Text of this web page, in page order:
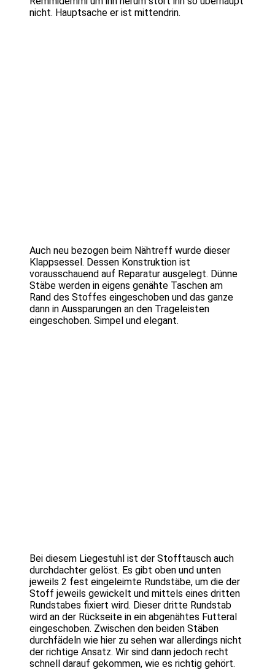
nicht. Hauptsache er ist mittendrin.
Auch neu bezogen beim Nähtreff wurde dieser
Klappsessel. Dessen Konstruktion ist
vorausschauend auf Reparatur ausgelegt. Dünne
Stäbe werden in eigens genähte Taschen am
Rand des Stoffes eingeschoben und das ganze
dann in Aussparungen an den Trageleisten
eingeschoben. Simpel und elegant.
Bei diesem Liegestuhl ist der Stofftausch auch
durchdachter gelöst. Es gibt oben und unten
jeweils 2 fest eingeleimte Rundstäbe, um die der
Stoff jeweils gewickelt und mittels eines dritten
Rundstabes fixiert wird. Dieser dritte Rundstab
wird an der Rückseite in ein abgenähtes Futteral
eingeschoben. Zwischen den beiden Stäben
durchfädeln wie hier zu sehen war allerdings nicht
der richtige Ansatz. Wir sind dann jedoch recht
schnell darauf gekommen, wie es richtig gehört.